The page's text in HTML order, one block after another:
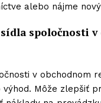
alebo nájme
spoločnosti v
v obchodnom
výhod. Môže zlepšiť